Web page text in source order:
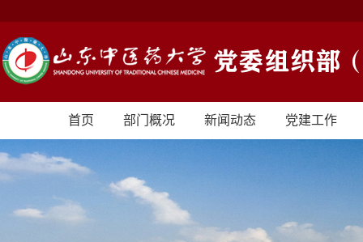
首页 部门概况 新闻动态 党建工作